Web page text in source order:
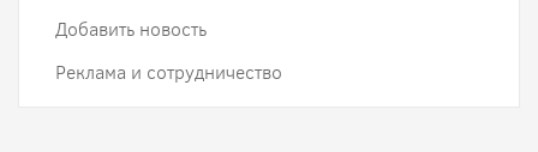
Добавить новость
Реклама и сотрудничество